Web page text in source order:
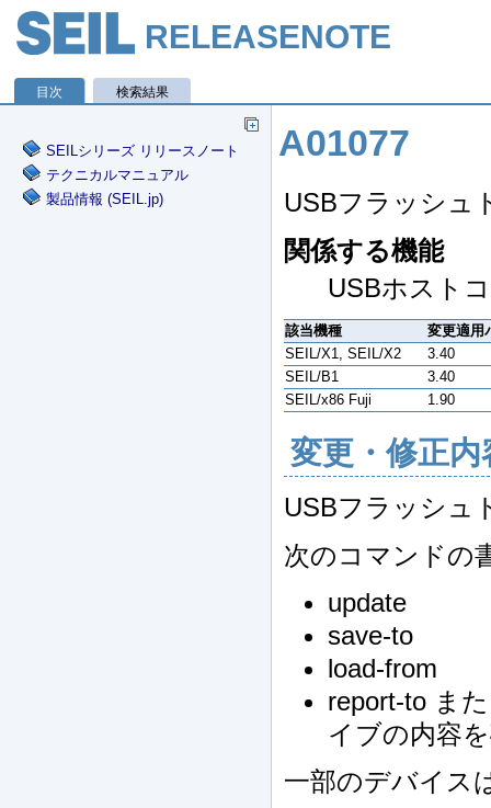
RELEASENOTE
目次 検索結果
SEILシリーズ リリースノート
テクニカルマニュアル
製品情報 (SEIL.jp)